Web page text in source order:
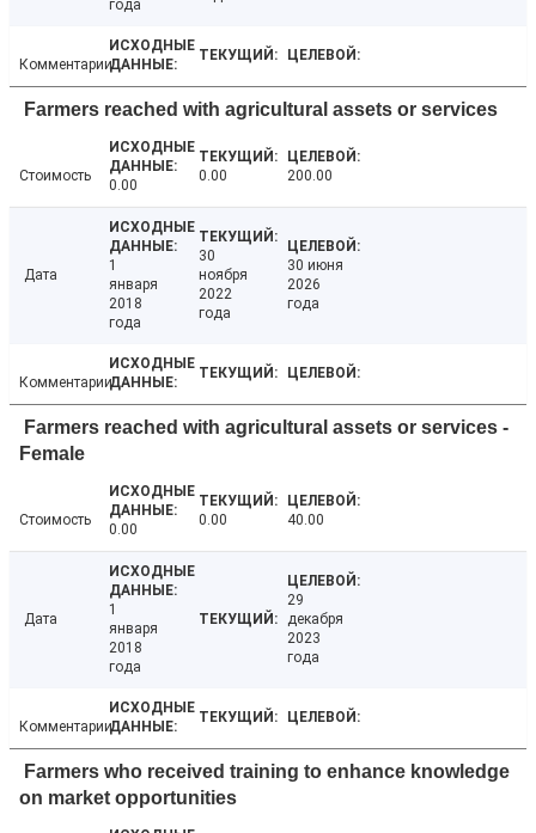
года
Комментарии
Farmers reached with agricultural assets or services
Стоимость
0.00
0.00 200.00
Дата
1
января
2018
года
30
ноября
2022
года
30 июня
2026
года
Комментарии
Farmers reached with agricultural assets or services -
Female
Стоимость
0.00
0.00 40.00
Дата
1
января
2018
года
29
декабря
2023
года
Комментарии
Farmers who received training to enhance knowledge
on market opportunities